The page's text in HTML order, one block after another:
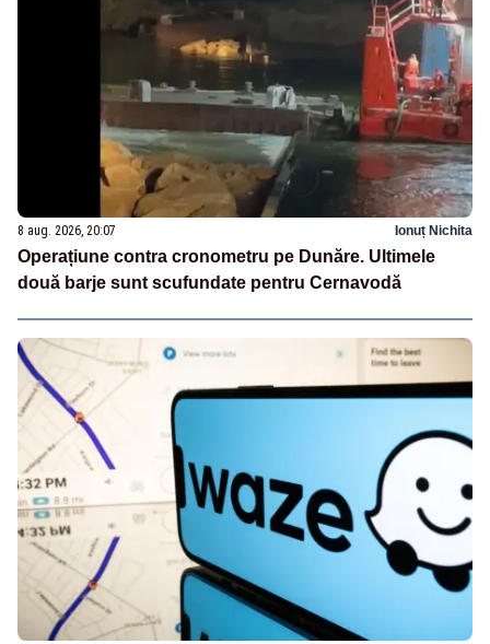
8 aug. 2026, 20:07 Ionuț Nichita
Operațiune contra cronometru pe Dunăre. Ultimele
două barje sunt scufundate pentru Cernavodă